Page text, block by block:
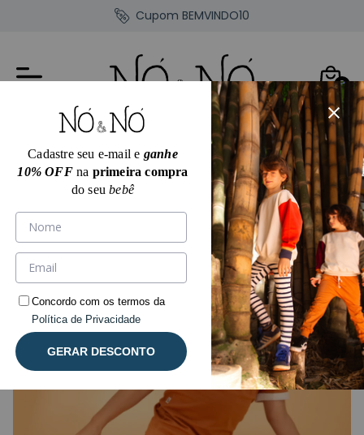
Cupom BEMVINDO10
0
22 % OFF
Cadastre seu e-mail e ganhe
10% OFFna primeira compra
do seubebê
Concordo com os termos da
Política de Privacidade
GERAR DESCONTO